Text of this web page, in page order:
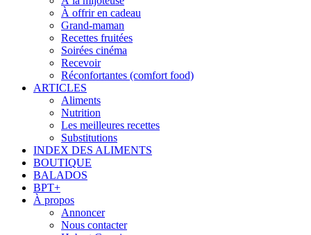
À offrir en cadeau
Grand-maman
Recettes fruitées
Soirées cinéma
Recevoir
Réconfortantes (comfort food)
ARTICLES
Aliments
Nutrition
Les meilleures recettes
Substitutions
INDEX DES ALIMENTS
BOUTIQUE
BALADOS
BPT+
À propos
Annoncer
Nous contacter